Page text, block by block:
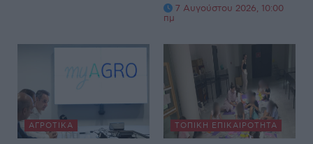
7 Αυγούστου 2026, 10:00
πμ
ΑΓΡΟΤΙΚΆ ΤΟΠΙΚΉ ΕΠΙΚΑΙΡΌΤΗΤΑ